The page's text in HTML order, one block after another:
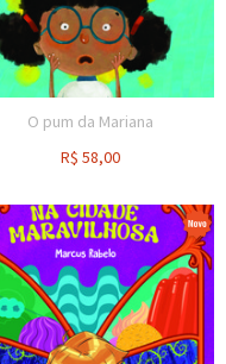
O pum da Mariana
R$ 58,00